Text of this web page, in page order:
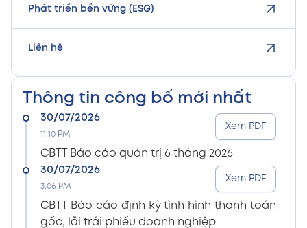
Phát triển bền vững (ESG)
Liên hệ
Thông tin công bố mới nhất
30/07/2026
11:10 PM
CBTT Báo cáo quản trị 6 tháng 2026
Xem PDF
30/07/2026
3:06 PM
CBTT Báo cáo định kỳ tình hình thanh toán
gốc, lãi trái phiếu doanh nghiệp
Xem PDF